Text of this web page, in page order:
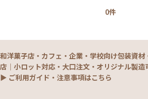
0件
和洋菓子店・カフェ・企業・学校向け包装資材
店｜小ロット対応・大口注文・オリジナル製造
▶ ご利用ガイド・注意事項はこちら